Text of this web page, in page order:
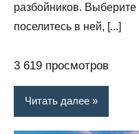
разбойников. Выберите
поселитесь в ней, [...]
3 619 просмотров
Читать далее